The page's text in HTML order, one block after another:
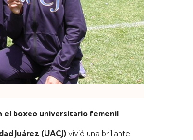
el boxeo universitario femenil
Juárez (UACJ)vivió una brillante